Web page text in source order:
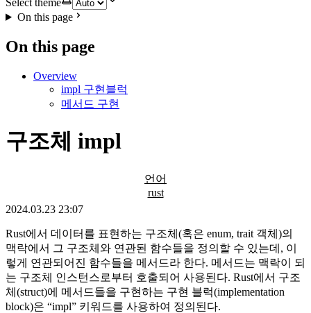
Select theme
On this page
On this page
Overview
impl 구현블럭
메서드 구현
구조체 impl
언어
rust
2024.03.23 23:07
Rust에서 데이터를 표현하는 구조체(혹은 enum, trait 객체)의
맥락에서 그 구조체와 연관된 함수들을 정의할 수 있는데, 이
렇게 연관되어진 함수들을 메서드라 한다. 메서드는 맥락이 되
는 구조체 인스턴스로부터 호출되어 사용된다. Rust에서 구조
체(struct)에 메서드들을 구현하는 구현 블럭(implementation
block)은 “impl” 키워드를 사용하여 정의된다.